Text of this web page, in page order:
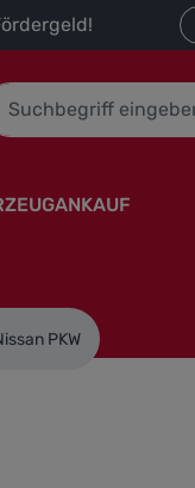
PKW